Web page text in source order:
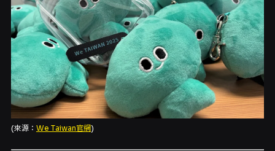
(來源： We Taiwan官網)